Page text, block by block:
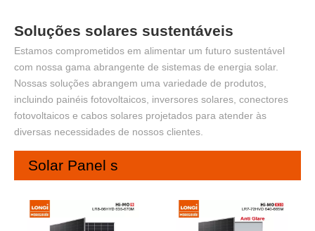
Soluções solares sustentáveis
Estamos comprometidos em alimentar um futuro sustentável
com nossa gama abrangente de sistemas de energia solar.
Nossas soluções abrangem uma variedade de produtos,
incluindo painéis fotovoltaicos, inversores solares, conectores
fotovoltaicos e cabos solares projetados para atender às
diversas necessidades de nossos clientes.
Solar Panel s